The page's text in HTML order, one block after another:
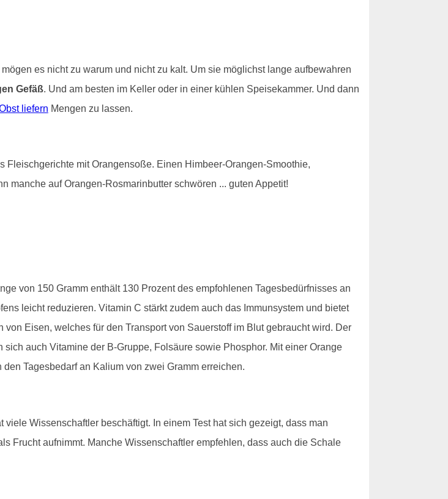
es nicht zu warum und nicht zu kalt. Um sie möglichst lange aufbewahren
Gefäß. Und am besten im Keller oder in einer kühlen Speisekammer. Und dann
liefern Mengen zu lassen.
mit Orangensoße. Einen Himbeer-Orangen-Smoothie,
manche auf Orangen-Rosmarinbutter schwören ... guten Appetit!
von 150 Gramm enthält 130 Prozent des empfohlenen Tagesbedürfnisses an
leicht reduzieren. Vitamin C stärkt zudem auch das Immunsystem und bietet
Eisen, welches für den Transport von Sauerstoff im Blut gebraucht wird. Der
auch Vitamine der B-Gruppe, Folsäure sowie Phosphor. Mit einer Orange
Tagesbedarf an Kalium von zwei Gramm erreichen.
Wissenschaftler beschäftigt. In einem Test hat sich gezeigt, dass man
Frucht aufnimmt. Manche Wissenschaftler empfehlen, dass auch die Schale